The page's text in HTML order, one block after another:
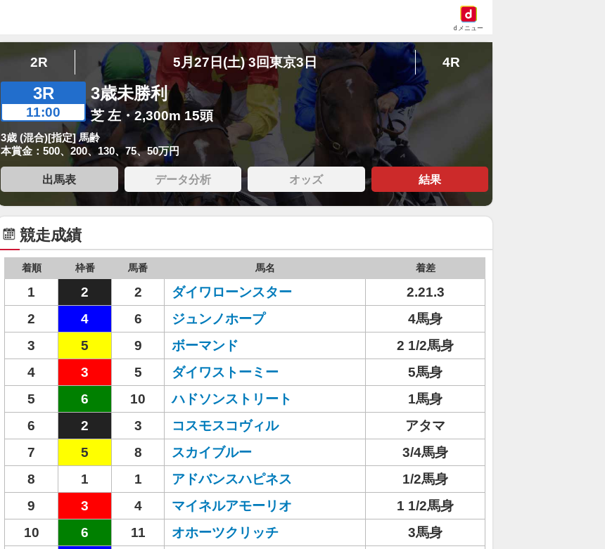
dメニュー
2R 5月27日(土) 3回東京3日 4R
3R
11:00
3歳未勝利
芝 左・2,300m 15頭
3歳 (混合)[指定] 馬齢
本賞金：500、200、130、75、50万円
出馬表 データ分析 オッズ 結果
競走成績
着順 枠番 馬番 馬名 着差
1 2 2 ダイワローンスター
2.21.3
2
4 6 ジュンノホープ
4馬身
3
5 9 ボーマンド
2 1/2馬身
4
3 5 ダイワストーミー
5馬身
5
6 10 ハドソンストリート
1馬身
6
2 3 コスモスコヴィル
アタマ
7
5 8 スカイブルー
3/4馬身
8
1 1 アドバンスハピネス
1/2馬身
9
3 4 マイネルアモーリオ
1 1/2馬身
10
6 11 オホーツクリッチ
3馬身